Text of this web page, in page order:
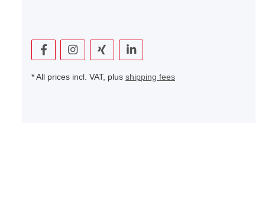
* All prices incl. VAT, plus shipping fees